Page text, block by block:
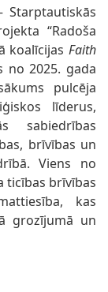
“Radoša
koalīcijas Faith
no 2025. gada
pulcēja
līderus,
sabiedrības
brīvības un
Viens no
ticības brīvības
kas
grozījumā un